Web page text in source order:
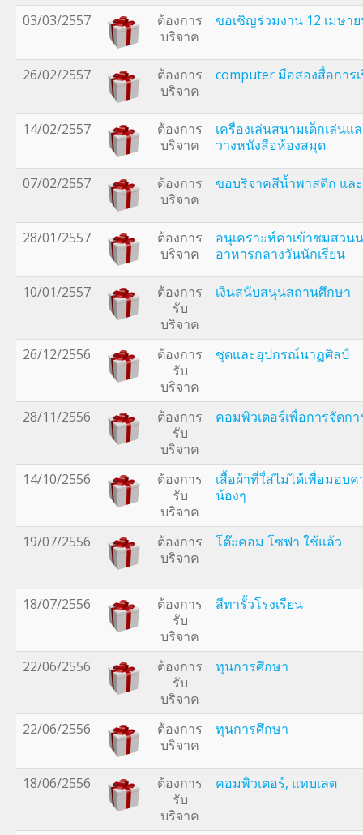
03/03/2557
ต้องการ
บริจาค
ขอเชิญร่วมงาน 12 เมษา
26/02/2557
ต้องการ
บริจาค
computer มือสองสื่อการ
14/02/2557
ต้องการ
บริจาค
เครื่องเล่นสนามเด็กเล่น
วางหนังสือห้องสมุด
07/02/2557
ต้องการ
บริจาค
ขอบริจาคสีน้ำพาสติก แล
28/01/2557
ต้องการ
บริจาค
อนุเคราะห์ค่าเข้าชมสวน
อาหารกลางวันนักเรียน
10/01/2557
ต้องการ
รับ
บริจาค
เงินสนับสนุนสถานศึกษา
26/12/2556
ต้องการ
รับ
บริจาค
ชุดและอุปกรณ์นาฏศิลป์
28/11/2556
ต้องการ
รับ
บริจาค
คอมพิวเตอร์เพื่อการจัดก
14/10/2556
ต้องการ
รับ
บริจาค
เสื้อผ้าที่ใ่ส่ไม่ได้เพื่อมอบ
น้องๆ
19/07/2556
ต้องการ
บริจาค
โต๊ะคอม โซฟา ใช้แล้ว
18/07/2556
ต้องการ
รับ
บริจาค
สีทารั้วโรงเรียน
22/06/2556
ต้องการ
รับ
บริจาค
ทุนการศึกษา
22/06/2556
ต้องการ
บริจาค
ทุนการศึกษา
18/06/2556
ต้องการ
รับ
บริจาค
คอมพิวเตอร์, แทบเลต